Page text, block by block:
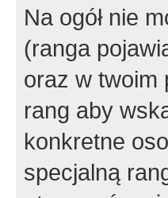
Na ogół nie
(ranga
oraz w twoim
rang aby
konkretne
specjalną